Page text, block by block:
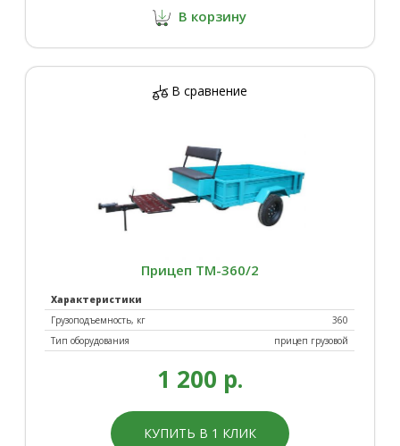
В корзину
В сравнение
Прицеп ТМ-360/2
Характеристики
Грузоподъемность, кг
360
Тип оборудования
прицеп грузовой
1 200 р.
КУПИТЬ В 1 КЛИК